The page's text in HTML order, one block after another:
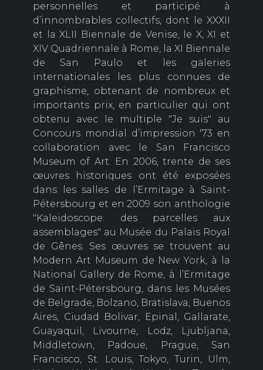
personnelles et participé à
d’innombrables collectifs, dont le XXXII
et la XLII Biennale de Venise, le X, XI et
XIV Quadriennale à Rome, la XI Biennale
de San Paulo et les galeries
internationales les plus connues de
graphisme, obtenant de nombreux et
importants prix, en particulier qui ont
obtenu avec le multiple "Je suis" au
Concours mondial d’impression '73 en
collaboration avec le San Francisco
Museum of Art. En 2006, trente de ses
œuvres historiques ont été exposées
dans les salles de l’Ermitage à Saint-
Pétersbourg et en 2009 son anthologie
"Kaleidoscope: des parcelles aux
assemblages" au Musée du Palais Royal
de Gênes. Ses œuvres se trouvent au
Modern Art Museum de New York, à la
National Gallery de Rome, à l’Ermitage
de Saint-Pétersbourg, dans les Musées
de Belgrade, Bolzano, Bratislava, Buenos
Aires, Ciudad Bolivar, Epinal, Gallarate,
Guayaquil, Livourne, Lodz, Ljubljana,
Middletown, Padoue, Prague, San
Francisco, St. Louis, Tokyo, Turin, Ulm,